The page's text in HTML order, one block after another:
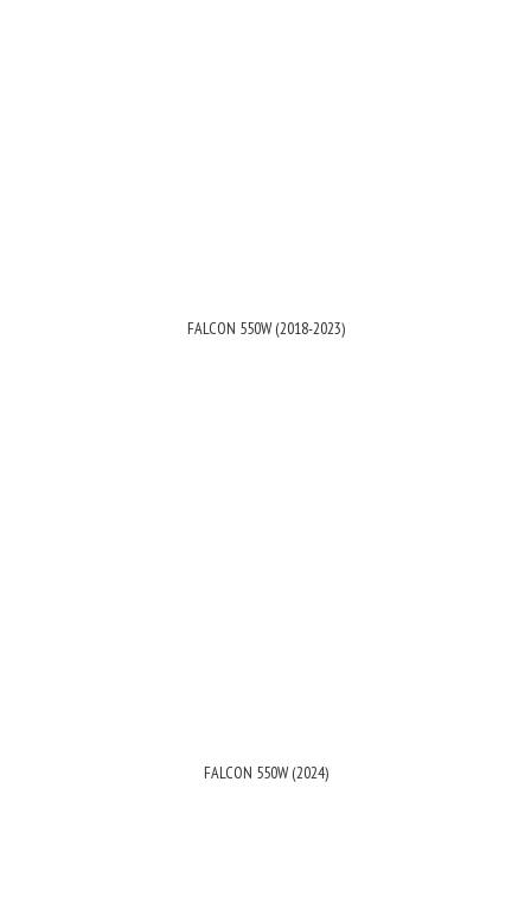
FALCON 550W (2018-2023)
FALCON 550W (2024)